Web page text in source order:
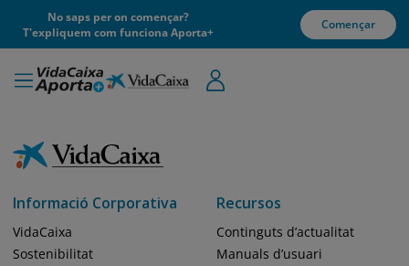
No saps per on començar?
T'expliquem com funciona Aporta+
Començar
Informació Corporativa
VidaCaixa
Sostenibilitat
Recursos
Continguts d’actualitat
Manuals d’usuari